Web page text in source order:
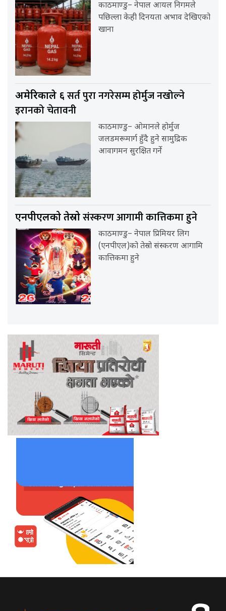
काठमाण्डु– नेपाल आयल निगमले
पछिल्ला केही दिनयता अभाव देखिएको
खाना
अमेरिकाले ६सर्त पुरा नगरेसम्म होर्मुज नखोल्ने
इरानको चेतावनी
काठमाण्डु– ओमानले होर्मुज
जलडमरूमार्ग हुँदै हुने सामुद्रिक
आवागमन सुरक्षित गर्ने
एनपीएलको तेस्रोसंस्करण आगामी कात्तिकमा हुने
काठमाण्डु– नेपाल प्रिमियर लिग
(एनपीएल)को तेस्रो संस्करण आगामि
कात्तिकमा हुने